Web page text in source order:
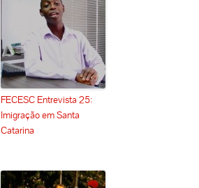
FECESC Entrevista 25:
Imigração em Santa
Catarina